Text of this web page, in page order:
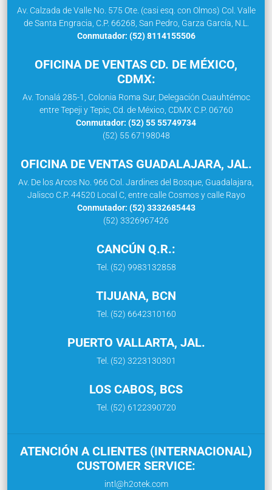
Av. Calzada de Valle No. 575 Ote. (casi esq. con Olmos) Col. Valle
de Santa Engracia, C.P. 66268, San Pedro, Garza García, N.L.
Conmutador: (52) 8114155506
OFICINA DE VENTAS CD. DE MÉXICO,
CDMX:
Av. Tonalá 285-1, Colonia Roma Sur, Delegación Cuauhtémoc
entre Tepeji y Tepic, Cd. de México, CDMX C.P. 06760
Conmutador: (52) 55 55749734
(52) 55 67198048
OFICINA DE VENTAS GUADALAJARA, JAL.
Av. De los Arcos No. 966 Col. Jardines del Bosque, Guadalajara,
Jalisco C.P. 44520 Local C, entre calle Cosmos y calle Rayo
Conmutador: (52) 3332685443
(52) 3326967426
CANCÚN Q.R.:
Tel. (52) 9983132858
TIJUANA, BCN
Tel. (52) 6642310160
PUERTO VALLARTA, JAL.
Tel. (52) 3223130301
LOS CABOS, BCS
Tel. (52) 6122390720
ATENCIÓN A CLIENTES (INTERNACIONAL)
CUSTOMER SERVICE:
intl@h2otek.com